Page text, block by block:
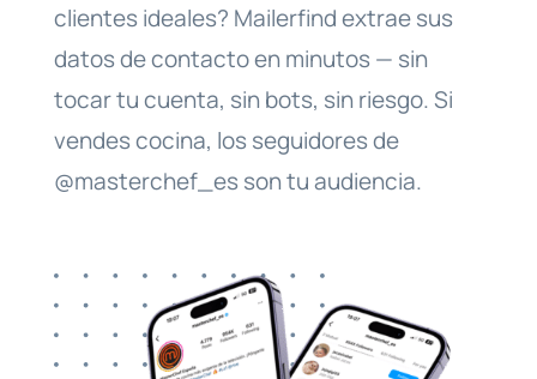
clientes ideales? Mailerfind extrae sus
datos de contacto en minutos — sin
tocar tu cuenta, sin bots, sin riesgo. Si
vendes cocina, los seguidores de
@masterchef_es son tu audiencia.